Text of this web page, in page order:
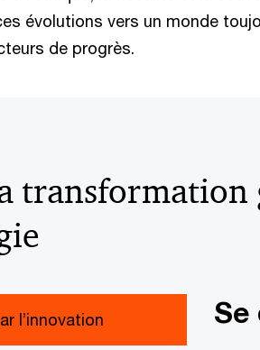
évolutions vers un monde
de progrès.
transformation
l’innovation Se